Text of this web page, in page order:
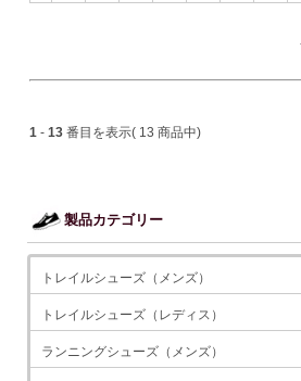
1 -13番目を表示( 13 商品中)
製品カテゴリー
トレイルシューズ（メンズ）
トレイルシューズ（レディス）
ランニングシューズ（メンズ）